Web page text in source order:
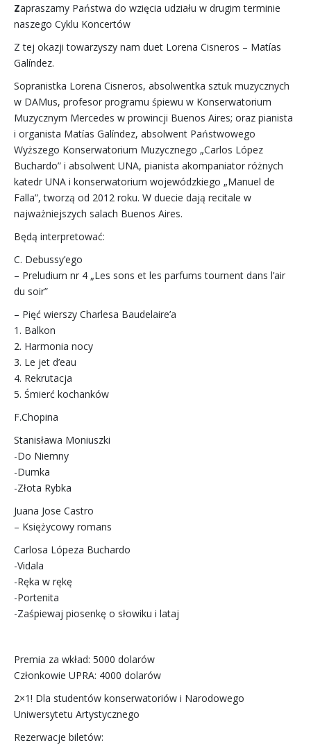
Zapraszamy Państwa do wzięcia udziału w drugim terminie
naszego Cyklu Koncertów
Z tej okazji towarzyszy nam duet Lorena Cisneros – Matías
Galíndez.
Sopranistka Lorena Cisneros, absolwentka sztuk muzycznych
w DAMus, profesor programu śpiewu w Konserwatorium
Muzycznym Mercedes w prowincji Buenos Aires; oraz pianista
i organista Matías Galíndez, absolwent Państwowego
Wyższego Konserwatorium Muzycznego „Carlos López
Buchardo” i absolwent UNA, pianista akompaniator różnych
katedr UNA i konserwatorium wojewódzkiego „Manuel de
Falla”, tworzą od 2012 roku. W duecie dają recitale w
najważniejszych salach Buenos Aires.
Będą interpretować:
C. Debussy’ego
– Preludium nr 4 „Les sons et les parfums tournent dans l’air
du soir”
– Pięć wierszy Charlesa Baudelaire’a
1. Balkon
2. Harmonia nocy
3. Le jet d’eau
4. Rekrutacja
5. Śmierć kochanków
F.Chopina
Stanisława Moniuszki
-Do Niemny
-Dumka
-Złota Rybka
Juana Jose Castro
– Księżycowy romans
Carlosa Lópeza Buchardo
-Vidala
-Ręka w rękę
-Portenita
-Zaśpiewaj piosenkę o słowiku i lataj
Premia za wkład: 5000 dolarów
Członkowie UPRA: 4000 dolarów
2×1! Dla studentów konserwatoriów i Narodowego
Uniwersytetu Artystycznego
Rezerwacje biletów: